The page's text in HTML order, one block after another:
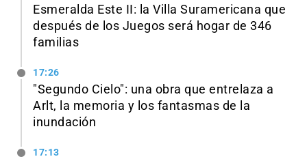
Esmeralda Este II: la Villa Suramericana que
después de los Juegos será hogar de 346
familias
17:26
"Segundo Cielo": una obra que entrelaza a
Arlt, la memoria y los fantasmas de la
inundación
17:13